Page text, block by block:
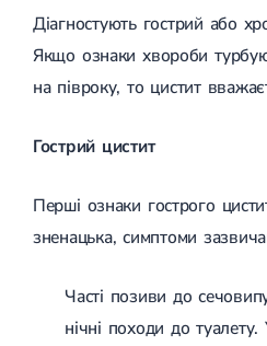
Гострий
Безкам'яний
Гострі
Бронхіт
Бронхіт у
ГРВІ
ГРВІ у
Ротавірусна
Діагностують гострий або
Якщо ознаки хвороби
на півроку, то цистит
Гострий цистит
Перші ознаки гострого
зненацька, симптоми
Часті позиви до
нічні походи до